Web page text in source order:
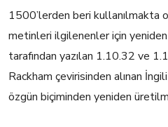
1500’lerden beri kullanılmakta
metinleri ilgilenenler için
tarafından yazılan 1.10.32 ve
Rackham çevirisinden alınan
özgün biçiminden yeniden